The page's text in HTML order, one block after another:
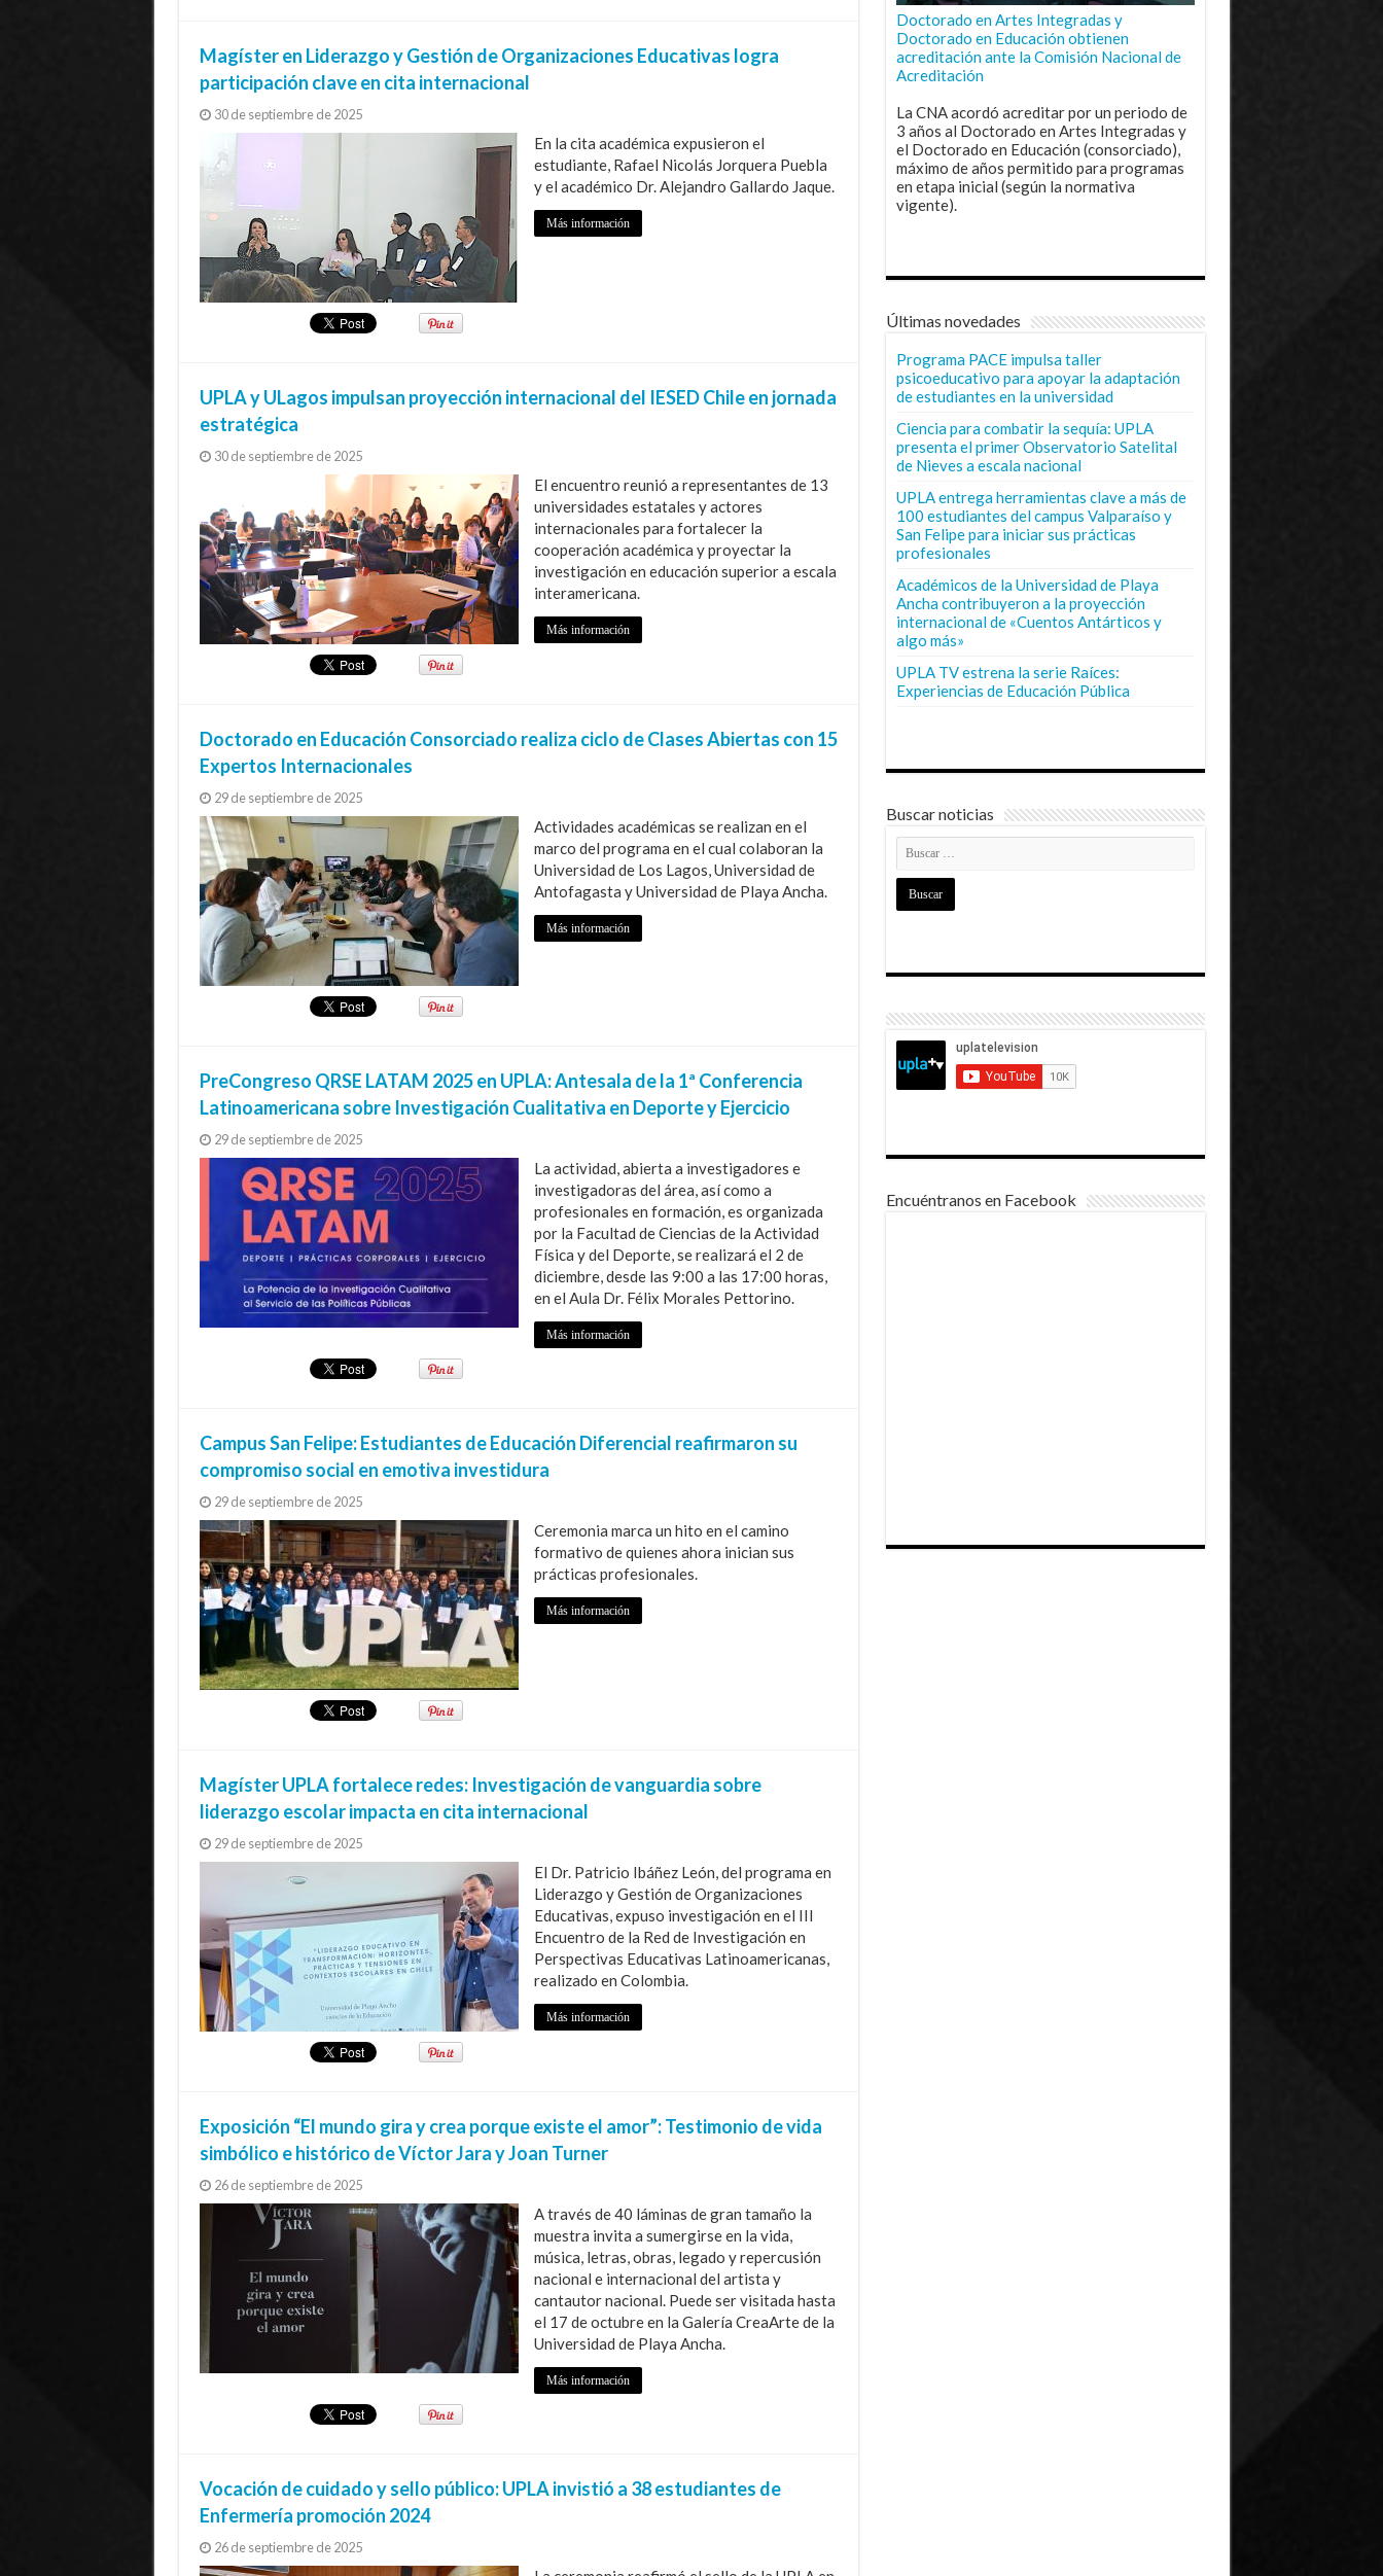
Magíster en Liderazgo y Gestión de Organizaciones Educativas logra
participación clave en cita internacional
30 de septiembre de 2025
En la cita académica expusieron el
estudiante, Rafael Nicolás Jorquera Puebla
y el académico Dr. Alejandro Gallardo Jaque.
Más información
UPLA y ULagos impulsan proyección internacional del IESED Chile en jornada
estratégica
30 de septiembre de 2025
El encuentro reunió a representantes de 13
universidades estatales y actores
internacionales para fortalecer la
cooperación académica y proyectar la
investigación en educación superior a escala
interamericana.
Más información
Doctorado en Educación Consorciado realiza ciclo de Clases Abiertas con 15
Expertos Internacionales
29 de septiembre de 2025
Actividades académicas se realizan en el
marco del programa en el cual colaboran la
Universidad de Los Lagos, Universidad de
Antofagasta y Universidad de Playa Ancha.
Más información
PreCongreso QRSE LATAM 2025 en UPLA: Antesala de la 1ª Conferencia
Latinoamericana sobre Investigación Cualitativa en Deporte y Ejercicio
29 de septiembre de 2025
La actividad, abierta a investigadores e
investigadoras del área, así como a
profesionales en formación, es organizada
por la Facultad de Ciencias de la Actividad
Física y del Deporte, se realizará el 2 de
diciembre, desde las 9:00 a las 17:00 horas,
en el Aula Dr. Félix Morales Pettorino.
Más información
Campus San Felipe: Estudiantes de Educación Diferencial reafirmaron su
compromiso social en emotiva investidura
29 de septiembre de 2025
Ceremonia marca un hito en el camino
formativo de quienes ahora inician sus
prácticas profesionales.
Más información
Magíster UPLA fortalece redes: Investigación de vanguardia sobre
liderazgo escolar impacta en cita internacional
29 de septiembre de 2025
El Dr. Patricio Ibáñez León, del programa en
Liderazgo y Gestión de Organizaciones
Educativas, expuso investigación en el III
Encuentro de la Red de Investigación en
Perspectivas Educativas Latinoamericanas,
realizado en Colombia.
Más información
Exposición “El mundo gira y crea porque existe el amor”: Testimonio de vida
simbólico e histórico de Víctor Jara y Joan Turner
26 de septiembre de 2025
A través de 40 láminas de gran tamaño la
muestra invita a sumergirse en la vida,
música, letras, obras, legado y repercusión
nacional e internacional del artista y
cantautor nacional. Puede ser visitada hasta
el 17 de octubre en la Galería CreaArte de la
Universidad de Playa Ancha.
Más información
Vocación de cuidado y sello público: UPLA invistió a 38 estudiantes de
Enfermería promoción 2024
26 de septiembre de 2025
Doctorado en Artes Integradas y
Doctorado en Educación obtienen
acreditación ante la Comisión Nacional de
Acreditación
La CNA acordó acreditar por un periodo de
3 años al Doctorado en Artes Integradas y
el Doctorado en Educación (consorciado),
máximo de años permitido para programas
en etapa inicial (según la normativa
vigente).
Últimas novedades
Programa PACE impulsa taller
psicoeducativo para apoyar la adaptación
de estudiantes en la universidad
Ciencia para combatir la sequía: UPLA
presenta el primer Observatorio Satelital
de Nieves a escala nacional
UPLA entrega herramientas clave a más de
100 estudiantes del campus Valparaíso y
San Felipe para iniciar sus prácticas
profesionales
Académicos de la Universidad de Playa
Ancha contribuyeron a la proyección
internacional de «Cuentos Antárticos y
algo más»
UPLA TV estrena la serie Raíces:
Experiencias de Educación Pública
Buscar noticias
Encuéntranos en Facebook